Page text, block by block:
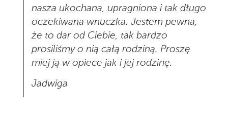
nasza ukochana, upragniona i tak długo
oczekiwana wnuczka. Jestem pewna,
że to dar od Ciebie, tak bardzo
prosiliśmy o nią całą rodziną. Proszę
miej ją w opiece jak i jej rodzinę.
Jadwiga